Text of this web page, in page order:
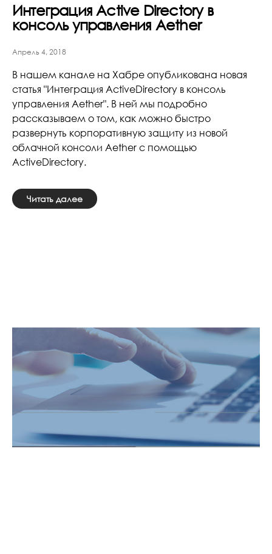
Интеграция Active Directory в
консоль управления Aether
Апрель 4, 2018
В нашем канале на Хабре опубликована новая
статья "Интеграция ActiveDirectory в консоль
управления Aether". В ней мы подробно
рассказываем о том, как можно быстро
развернуть корпоративную защиту из новой
облачной консоли Aether с помощью
ActiveDirectory.
Читать далее